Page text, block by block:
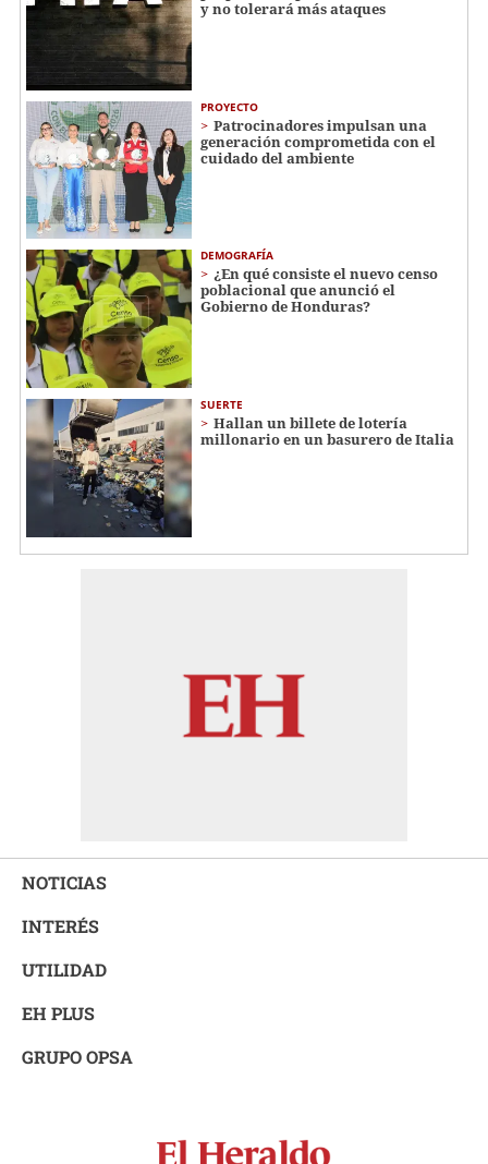
y no tolerará más ataques
PROYECTO
Patrocinadores impulsan una
generación comprometida con el
cuidado del ambiente
DEMOGRAFÍA
¿En qué consiste el nuevo censo
poblacional que anunció el
Gobierno de Honduras?
SUERTE
Hallan un billete de lotería
millonario en un basurero de Italia
NOTICIAS
INTERÉS
UTILIDAD
EH PLUS
GRUPO OPSA